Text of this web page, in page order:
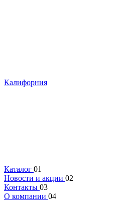
Калифорния
Каталог 01
Новости и акции 02
Контакты 03
О компании 04